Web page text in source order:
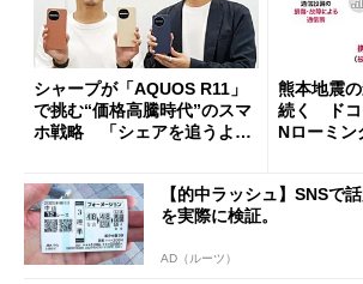
シャープが「AQUOS R11」
で挑む“価格高騰時代”のスマ
ホ戦略 「シェアを追うより
熊本地震
続く ドコ
Nローミン
【的中ラッシュ】SNSで
を実際に検証。
AD（ルーツ）